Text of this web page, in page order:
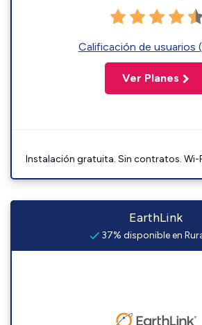
Calificación de usuarios
Ver Planes
Instalación gratuita. Sin contratos. Wi-
EarthLink
37% disponible en